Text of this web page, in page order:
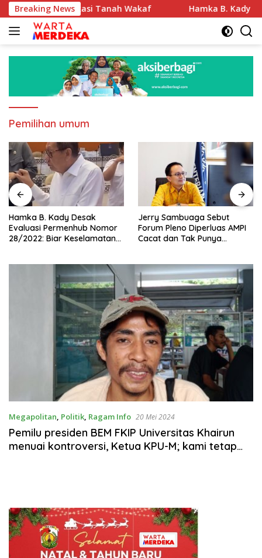
Langsung
ke
konten
Breaking News
Sertifikasi Tanah Wakaf Hamka B. Kady Desak
Pemilihan umum
Hamka B. Kady Desak
Evaluasi Permenhub Nomor
28/2022: Biar Keselamatan
Jerry Sambuaga Sebut
Forum Pleno Diperluas AMPI
Cacat dan Tak Punya
Megapolitan, Politik, Ragam Info 20 Mei 2024
Pemilu presiden BEM FKIP Universitas Khairun
menuai kontroversi, Ketua KPU-M; kami tetap